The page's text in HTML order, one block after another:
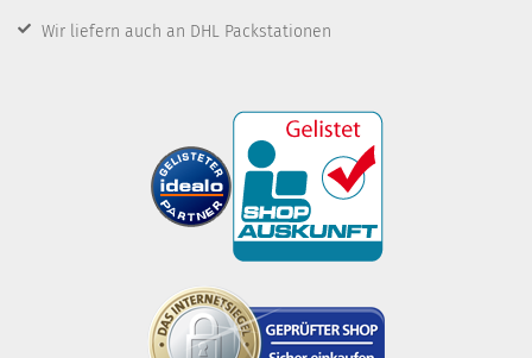
Wir liefern auch an DHL Packstationen